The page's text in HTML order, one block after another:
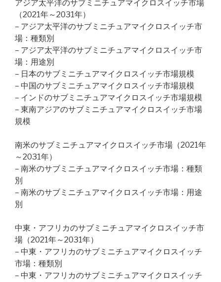
アジア太平洋のサブミニチュアマイクロスイッチ市場
（2021年～2031年）
– アジア太平洋のサブミニチュアマイクロスイッチ市
場：種類別
– アジア太平洋のサブミニチュアマイクロスイッチ市
場：用途別
– 日本のサブミニチュアマイクロスイッチ市場規模
– 中国のサブミニチュアマイクロスイッチ市場規模
– インドのサブミニチュアマイクロスイッチ市場規模
– 東南アジアのサブミニチュアマイクロスイッチ市場
規模
南米のサブミニチュアマイクロスイッチ市場（2021年
～2031年）
– 南米のサブミニチュアマイクロスイッチ市場：種類
別
– 南米のサブミニチュアマイクロスイッチ市場：用途
別
中東・アフリカのサブミニチュアマイクロスイッチ市
場（2021年～2031年）
– 中東・アフリカのサブミニチュアマイクロスイッチ
市場：種類別
– 中東・アフリカのサブミニチュアマイクロスイッチ